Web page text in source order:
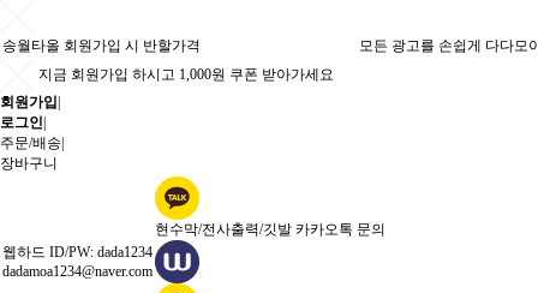
송월타올 회원가입 시 반할가격
모든 광고를 손쉽게 다다모
지금 회원가입 하시고 1,000원 쿠폰 받아가세요
회원가입
로그인
주문/배송
장바구니
웹하드 ID/PW: dada1234
dadamoa1234@naver.com
현수막/전사출력/깃발 카카오톡 문의